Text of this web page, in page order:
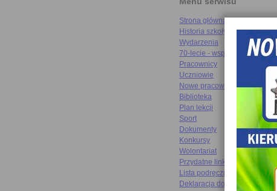
Strona główna
Historia szkoły
Wydarzenia
70-lecie - wspomnienia
Pracownicy
Uczniowie
Nowe pracownie
Biblioteka
Plan lekcji
Sport
Dokumenty
Konkursy
Wolontariat
Przydatne linki
Lista podręczników
Deklaracja dostępności